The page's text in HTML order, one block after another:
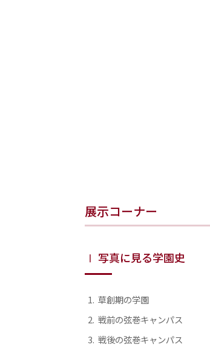
展示コーナー
Ⅰ 写真に見る学園史
草創期の学園
戦前の弦巻キャンパス
戦後の弦巻キャンパス